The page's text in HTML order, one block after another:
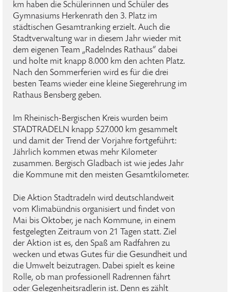
km haben die Schülerinnen und Schüler des
Gymnasiums Herkenrath den 3. Platz im
städtischen Gesamtranking erzielt. Auch die
Stadtverwaltung war in diesem Jahr wieder mit
dem eigenen Team „Radelndes Rathaus“ dabei
und holte mit knapp 8.000 km den achten Platz.
Nach den Sommerferien wird es für die drei
besten Teams wieder eine kleine Siegerehrung im
Rathaus Bensberg geben.
Im Rheinisch-Bergischen Kreis wurden beim
STADTRADELN knapp 527.000 km gesammelt
und damit der Trend der Vorjahre fortgeführt:
Jährlich kommen etwas mehr Kilometer
zusammen. Bergisch Gladbach ist wie jedes Jahr
die Kommune mit den meisten Gesamtkilometer.
Die Aktion Stadtradeln wird deutschlandweit
vom Klimabündnis organisiert und findet von
Mai bis Oktober, je nach Kommune, in einem
festgelegten Zeitraum von 21 Tagen statt. Ziel
der Aktion ist es, den Spaß am Radfahren zu
wecken und etwas Gutes für die Gesundheit und
die Umwelt beizutragen. Dabei spielt es keine
Rolle, ob man professionell Radrennen fährt
oder Gelegenheitsradlerin ist. Denn es zählt